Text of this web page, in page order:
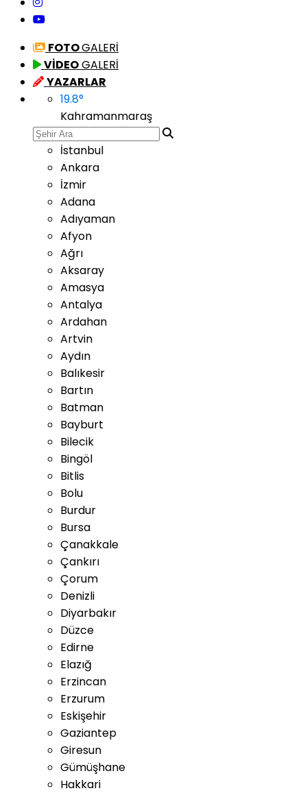
FOTOGALERİ
VİDEOGALERİ
YAZARLAR
19.8°
Kahramanmaraş
İstanbul
Ankara
İzmir
Adana
Adıyaman
Afyon
Ağrı
Aksaray
Amasya
Antalya
Ardahan
Artvin
Aydın
Balıkesir
Bartın
Batman
Bayburt
Bilecik
Bingöl
Bitlis
Bolu
Burdur
Bursa
Çanakkale
Çankırı
Çorum
Denizli
Diyarbakır
Düzce
Edirne
Elazığ
Erzincan
Erzurum
Eskişehir
Gaziantep
Giresun
Gümüşhane
Hakkari